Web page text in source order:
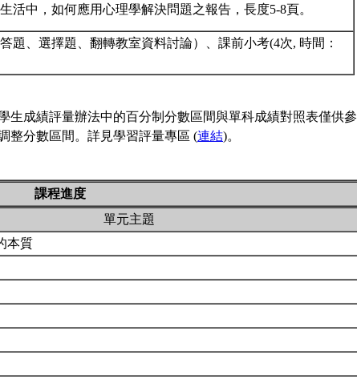
活中，如何應用心理學解決問題之報告，長度5-8頁。
題、選擇題、翻轉教室資料討論）、課前小考(4次, 時間：
生成績評量辦法中的百分制分數區間與單科成績對照表僅供參
整分數區間。詳見學習評量專區 (連結)。
課程進度
單元主題
本質